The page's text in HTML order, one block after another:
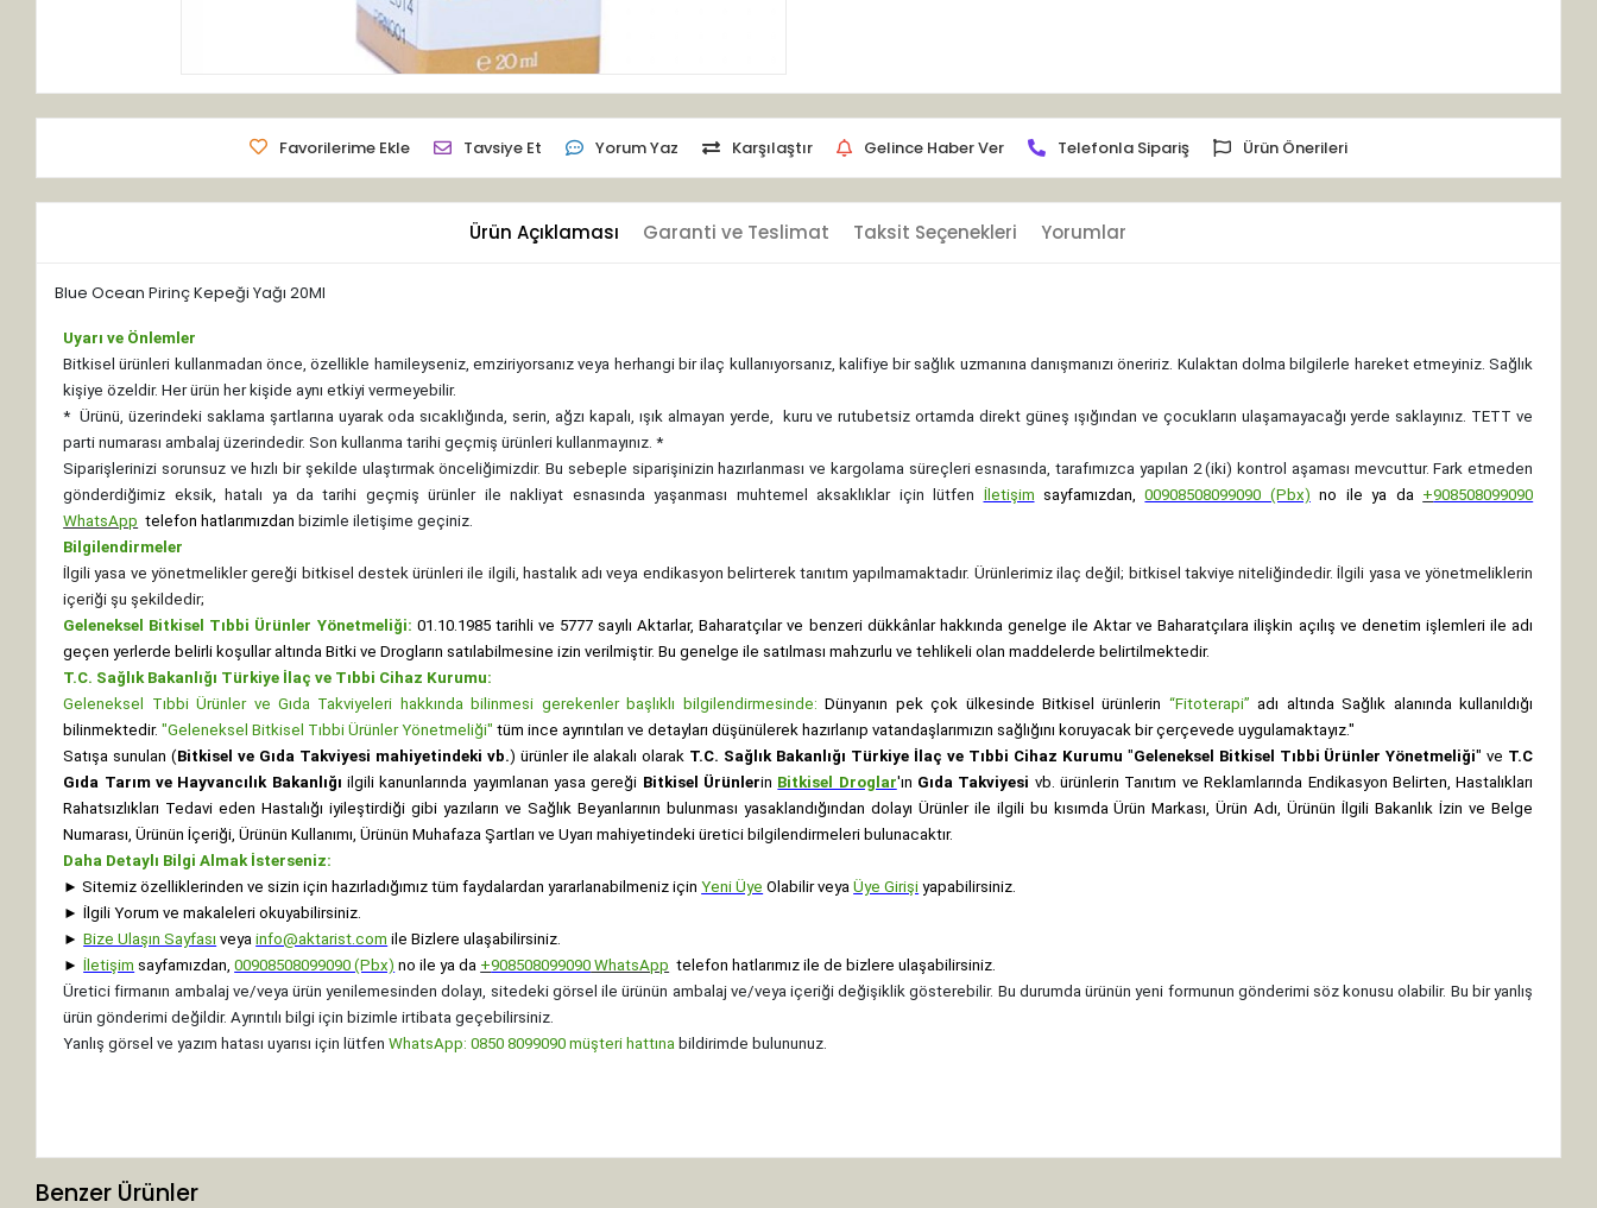
Favorilerime Ekle Tavsiye Et Yorum Yaz Karşılaştır Gelince Haber Ver Telefonla Sipariş Ürün Önerileri
Ürün Açıklaması Garanti ve Teslimat Taksit Seçenekleri Yorumlar
Blue Ocean Pirinç Kepeği Yağı 20Ml
Uyarı ve Önlemler
Bitkisel ürünleri kullanmadan önce, özellikle hamileyseniz, emziriyorsanız veya herhangi bir ilaç kullanıyorsanız, kalifiye bir sağlık uzmanına danışmanızı öneririz. Kulaktan dolma bilgilerle hareket etmeyiniz. Sağlık
kişiye özeldir. Her ürün her kişide aynı etkiyi vermeyebilir.
* Ürünü, üzerindeki saklama şartlarına uyarak oda sıcaklığında, serin, ağzı kapalı, ışık almayan yerde, kuru ve rutubetsiz ortamda direkt güneş ışığından ve çocukların ulaşamayacağı yerde saklayınız. TETT ve
parti numarası ambalaj üzerindedir. Son kullanma tarihi geçmiş ürünleri kullanmayınız. *
Siparişlerinizi sorunsuz ve hızlı bir şekilde ulaştırmak önceliğimizdir. Bu sebeple siparişinizin hazırlanması ve kargolama süreçleri esnasında, tarafımızca yapılan 2 (iki) kontrol aşaması mevcuttur. Fark etmeden
gönderdiğimiz eksik, hatalı ya da tarihi geçmiş ürünler ile nakliyat esnasında yaşanması muhtemel aksaklıklar için lütfen İletişim sayfamızdan,00908508099090 (Pbx) no ile ya da +908508099090
WhatsApp telefon hatlarımızdan bizimle iletişime geçiniz.
Bilgilendirmeler
İlgili yasa ve yönetmelikler gereği bitkisel destek ürünleri ile ilgili, hastalık adı veya endikasyon belirterek tanıtım yapılmamaktadır. Ürünlerimiz ilaç değil; bitkisel takviye niteliğindedir. İlgili yasa ve yönetmeliklerin
içeriği şu şekildedir;
Geleneksel Bitkisel Tıbbi Ürünler Yönetmeliği: 01.10.1985 tarihli ve 5777 sayılı Aktarlar, Baharatçılar ve benzeri dükkânlar hakkında genelge ile Aktar ve Baharatçılara ilişkin açılış ve denetim işlemleri ile adı
geçen yerlerde belirli koşullar altında Bitki ve Drogların satılabilmesine izin verilmiştir. Bu genelge ile satılması mahzurlu ve tehlikeli olan maddelerde belirtilmektedir.
T.C. Sağlık Bakanlığı Türkiye İlaç ve Tıbbi Cihaz Kurumu:
Geleneksel Tıbbi Ürünler ve Gıda Takviyeleri hakkında bilinmesi gerekenler başlıklı bilgilendirmesinde: Dünyanın pek çok ülkesinde Bitkisel ürünlerin “Fitoterapi” adı altında Sağlık alanında kullanıldığı
bilinmektedir."Geleneksel Bitkisel Tıbbi Ürünler Yönetmeliği" tüm ince ayrıntıları ve detayları düşünülerek hazırlanıp vatandaşlarımızın sağlığını koruyacak bir çerçevede uygulamaktayız."
Satışa sunulan (Bitkisel ve Gıda Takviyesi mahiyetindeki vb.) ürünler ile alakalı olarak T.C. Sağlık Bakanlığı Türkiye İlaç ve Tıbbi Cihaz Kurumu "Geleneksel Bitkisel Tıbbi Ürünler Yönetmeliği" ve T.C
Gıda Tarım ve Hayvancılık Bakanlığı ilgili kanunlarında yayımlanan yasa gereği Bitkisel Ürünlerin Bitkisel Droglar'ın Gıda Takviyesi vb. ürünlerin Tanıtım ve Reklamlarında Endikasyon Belirten, Hastalıkları
Rahatsızlıkları Tedavi eden Hastalığı iyileştirdiği gibi yazıların ve Sağlık Beyanlarının bulunması yasaklandığından dolayı Ürünler ile ilgili bu kısımda Ürün Markası, Ürün Adı, Ürünün İlgili Bakanlık İzin ve Belge
Numarası, Ürünün İçeriği, Ürünün Kullanımı, Ürünün Muhafaza Şartları ve Uyarı mahiyetindeki üretici bilgilendirmeleri bulunacaktır.
Daha Detaylı Bilgi Almak İsterseniz:
► Sitemiz özelliklerinden ve sizin için hazırladığımız tüm faydalardan yararlanabilmeniz içinYeni Üye Olabilir veyaÜye Girişi yapabilirsiniz.
► İlgili Yorum ve makaleleri okuyabilirsiniz.
► Bize Ulaşın Sayfası veya info@aktarist.com ile Bizlere ulaşabilirsiniz.
► İletişim sayfamızdan,00908508099090 (Pbx) no ile ya da +908508099090 WhatsApp telefon hatlarımız ile de bizlere ulaşabilirsiniz.
Üretici firmanın ambalaj ve/veya ürün yenilemesinden dolayı, sitedeki görsel ile ürünün ambalaj ve/veya içeriği değişiklik gösterebilir. Bu durumda ürünün yeni formunun gönderimi söz konusu olabilir. Bu bir yanlış
ürün gönderimi değildir. Ayrıntılı bilgi için bizimle irtibata geçebilirsiniz.
Yanlış görsel ve yazım hatası uyarısı için lütfenWhatsApp: 0850 8099090 müşteri hattına bildirimde bulununuz.
Benzer Ürünler